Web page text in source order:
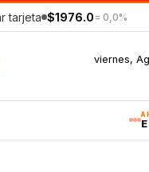
tarjeta $1976.0 = 0,0%
viernes,